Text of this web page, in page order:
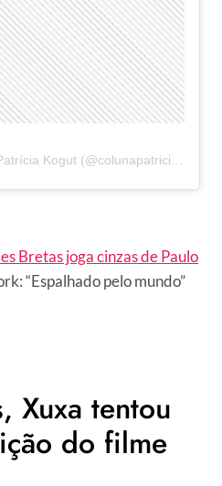
Bretas joga cinzas de Paulo
“Espalhado pelo mundo”
Xuxa tentou
do filme